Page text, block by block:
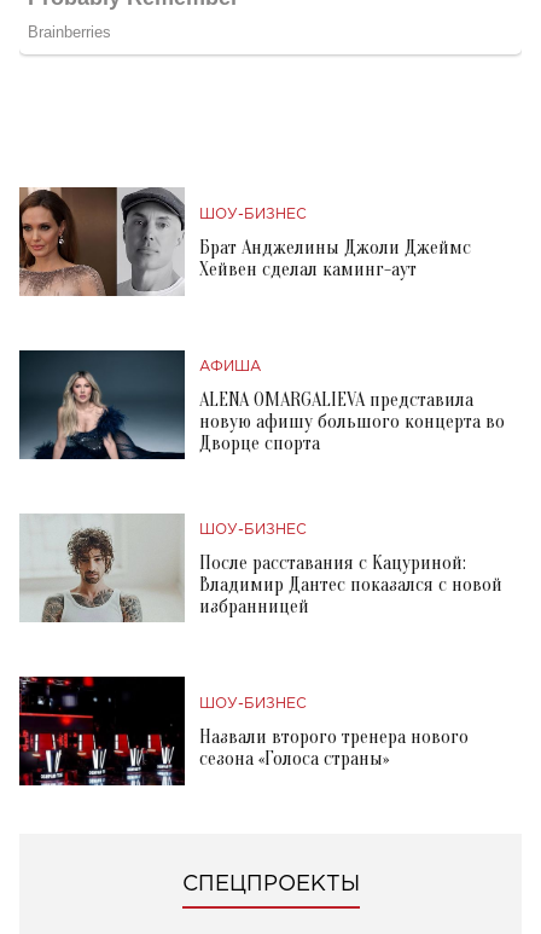
ШОУ-БИЗНЕС
Брат Анджелины Джоли Джеймс
Хейвен сделал каминг-аут
АФИША
ALENA OMARGALIEVA представила
новую афишу большого концерта во
Дворце спорта
ШОУ-БИЗНЕС
После расставания с Кацуриной:
Владимир Дантес показался с новой
избранницей
ШОУ-БИЗНЕС
Назвали второго тренера нового
сезона «Голоса страны»
СПЕЦПРОЕКТЫ